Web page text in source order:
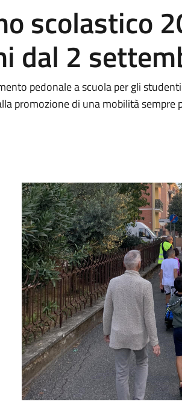
scolastico
dal 2
pedonale a scuola per gli
promozione di una mobilità sempre